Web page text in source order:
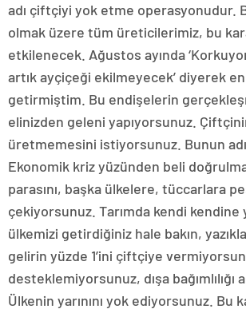
adı çiftçiyi yok etme operasyonudur.
olmak üzere tüm üreticilerimiz, bu
etkilenecek. Ağustos ayında
artık ayçiçeği ekilmeyecek’ diyerek
getirmiştim. Bu endişelerin
elinizden geleni yapıyorsunuz.
üretmemesini istiyorsunuz. Bunun
Ekonomik kriz yüzünden beli
parasını, başka ülkelere, tüccarlara
çekiyorsunuz. Tarımda kendi
ülkemizi getirdiğiniz hale bakın,
gelirin yüzde 1’ini çiftçiye
desteklemiyorsunuz, dışa bağımlılığı
Ülkenin yarınını yok ediyorsunuz. Bu